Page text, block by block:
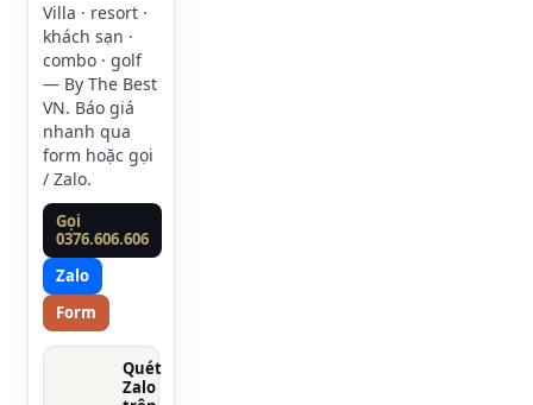
Villa · resort ·
khách sạn ·
combo · golf
— By The Best
VN. Báo giá
nhanh qua
form hoặc gọi
/ Zalo.
Gọi
0376.606.606
Zalo
Form
Quét
Zalo